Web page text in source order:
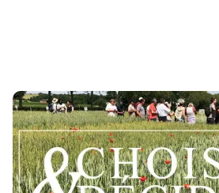
Céréales à paille conduites
la synthèse des essais 2025
Dans ce nouveau guide Choisir &
résultats des essais du réseau...